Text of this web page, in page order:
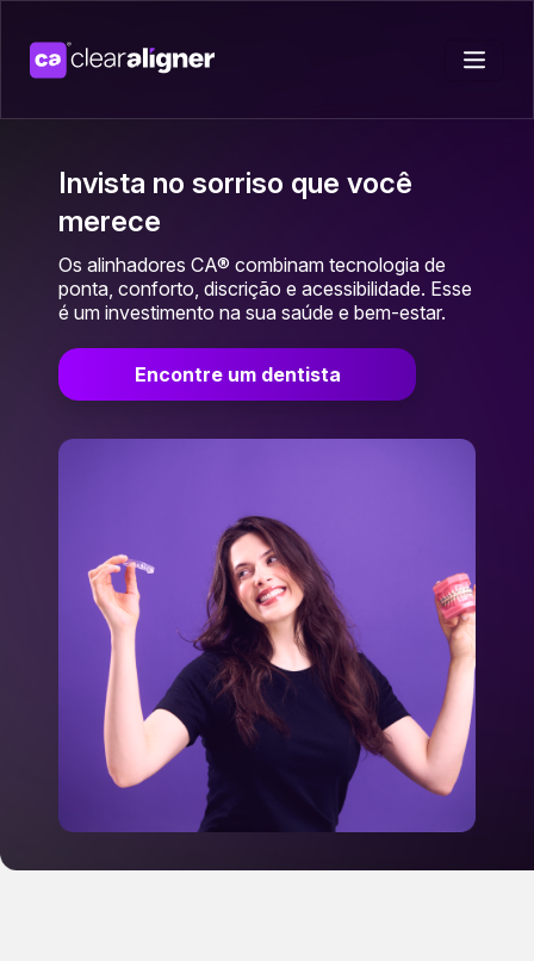
Invista no sorriso que você
merece
Os alinhadores CA® combinam tecnologia de
ponta, conforto, discrição e acessibilidade. Esse
é um investimento na sua saúde e bem-estar.
Encontre um dentista